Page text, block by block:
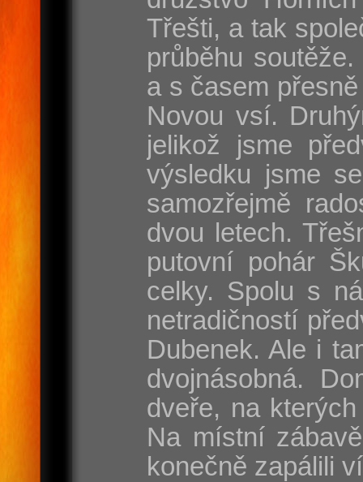
Třešti, a tak
průběhu
a s časem
Novou vsí.
jelikož jsme
výsledku jsme
samozřejmě
dvou letech.
putovní pohár
celky. Spolu s
netradičností
Dubenek. Ale i
dvojnásobná.
dveře, na
Na místní
konečně zapálili